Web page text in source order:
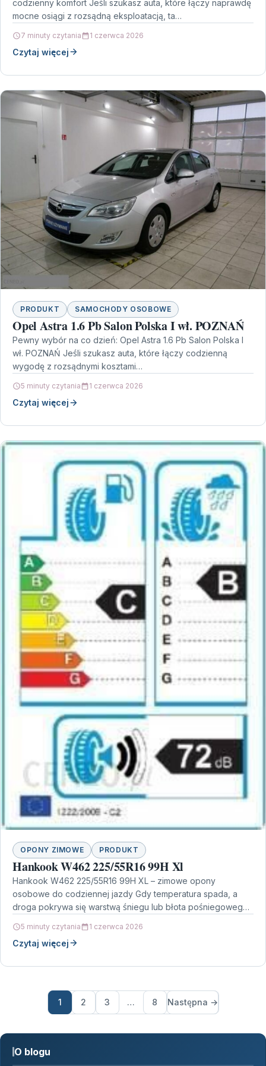
codzienny komfort Jeśli szukasz auta, które łączy naprawdę
mocne osiągi z rozsądną eksploatacją, ta…
7 minuty czytania 1 czerwca 2026
Czytaj więcej
PRODUKT SAMOCHODY OSOBOWE
Opel Astra 1.6 Pb Salon Polska I wł. POZNAŃ
Pewny wybór na co dzień: Opel Astra 1.6 Pb Salon Polska I
wł. POZNAŃ Jeśli szukasz auta, które łączy codzienną
wygodę z rozsądnymi kosztami…
5 minuty czytania 1 czerwca 2026
Czytaj więcej
OPONY ZIMOWE PRODUKT
Hankook W462 225/55R16 99H Xl
Hankook W462 225/55R16 99H XL – zimowe opony
osobowe do codziennej jazdy Gdy temperatura spada, a
droga pokrywa się warstwą śniegu lub błota pośniegowego,
5 minuty czytania 1 czerwca 2026
Czytaj więcej
1 2 3 … 8 Następna →
O blogu